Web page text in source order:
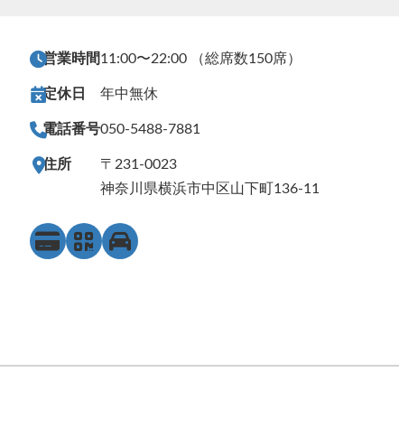
営業時間11:00〜22:00 （総席数150席）
定休日 年中無休
電話番号050-5488-7881
住所
〒231-0023
神奈川県横浜市中区山下町136-11